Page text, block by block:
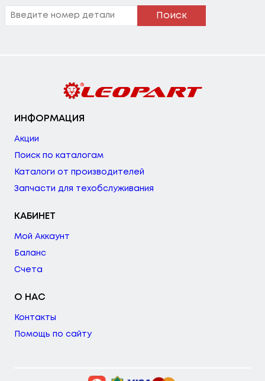
Поиск
ИНФОРМАЦИЯ
Акции
Поиск по каталогам
Каталоги от производителей
Запчасти для техобслуживания
КАБИНЕТ
Мой Аккаунт
Баланс
Счета
О НАС
Контакты
Помощь по сайту